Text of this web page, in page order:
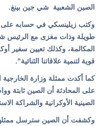
الصين الشعبية شي جين بينغ.
وكتب زيلينسكي في حسابه على
طويلة وذات مغزى مع الرئيس
المكالمة، وكذلك تعيين سفير
قوية لتنمية علاقاتنا الثنائية".
كما أكدت ممثلة وزارة الخارجية
على المحادثة أن الصين ثابتة
الصينية الأوكرانية والشراكة
وكشفت أن الصين سترسل